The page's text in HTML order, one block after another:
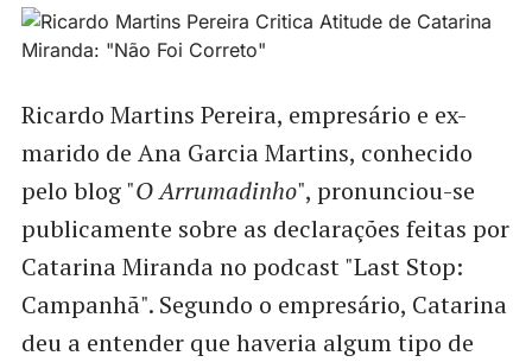
Ricardo Martins Pereira, empresário e ex-
marido de Ana Garcia Martins, conhecido
pelo blog "O Arrumadinho", pronunciou-se
publicamente sobre as declarações feitas por
Catarina Miranda no podcast "Last Stop:
Campanhã". Segundo o empresário, Catarina
deu a entender que haveria algum tipo de